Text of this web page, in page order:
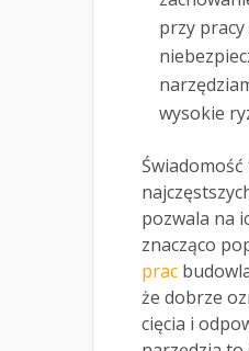
przy pracy
wysokie
Świadomość
pozwala na
znacząco
prac
że dobrze
cięcia i